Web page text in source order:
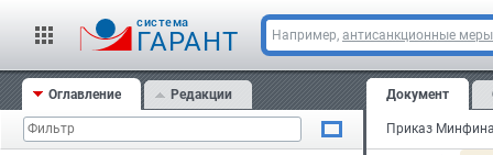
cистема
ГАРАНТ Например, антисанкционные меры
Оглавление Редакции Документ
*